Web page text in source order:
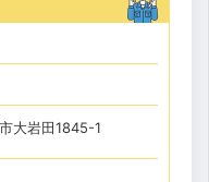
大岩田1845-1